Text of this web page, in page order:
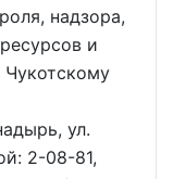
надзора,
и
Чукотскому
ул.
2-08-81,